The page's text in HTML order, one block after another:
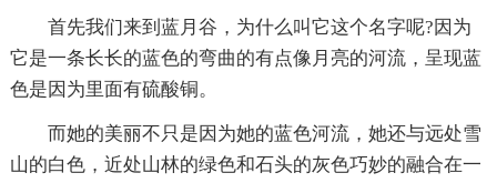
首先我们来到蓝月谷，为什么叫它这个名字呢?因为
它是一条长长的蓝色的弯曲的有点像月亮的河流，呈现蓝
色是因为里面有硫酸铜。
而她的美丽不只是因为她的蓝色河流，她还与远处雪
山的白色，近处山林的绿色和石头的灰色巧妙的融合在一